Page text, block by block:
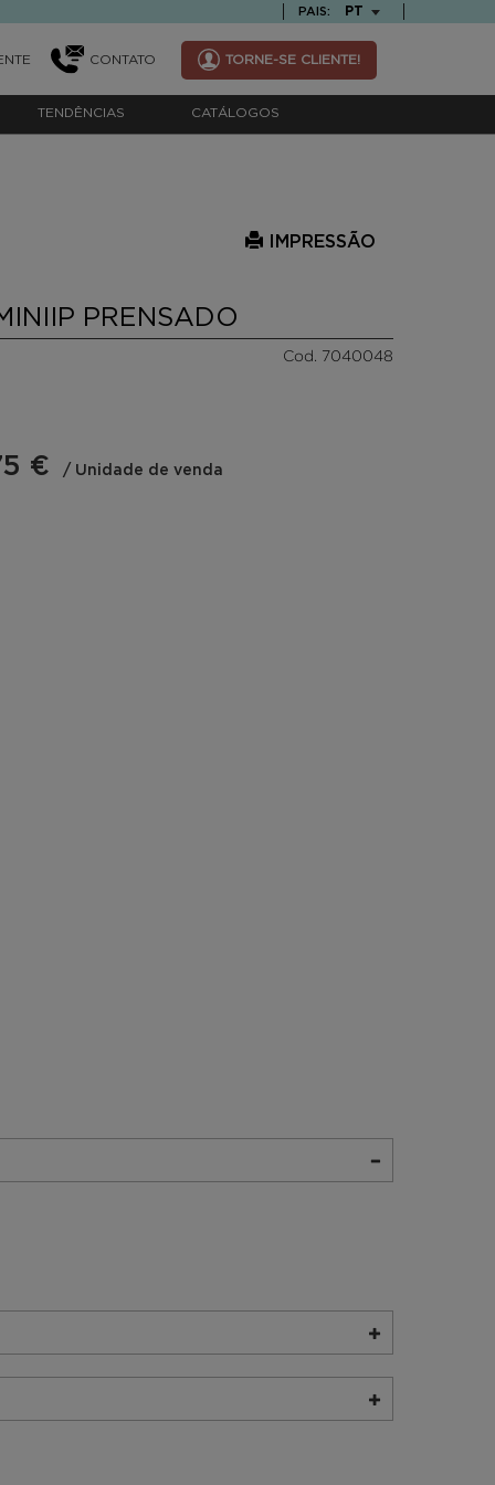
PAIS: TEXT.LANGUAGE
PT
CONTATO TORNE-SE CLIENTE!
TENDÊNCIAS CATÁLOGOS
IMPRESSÃO
PRENSADO
Cod. 7040048
€ / Unidade de venda